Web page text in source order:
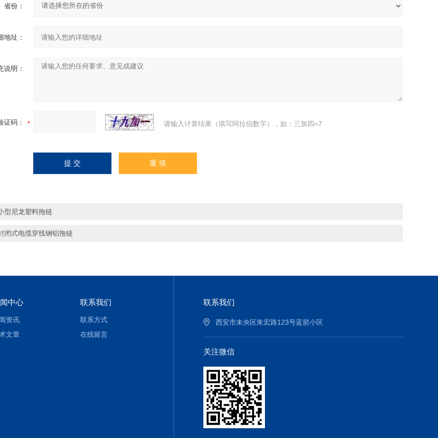
省份：
地址：
说明：
证码： 请输入计算结果（填写阿拉伯数字），如：三加四=7
型尼龙塑料拖链
闭式电缆穿线钢铝拖链
中心
资讯
文章
联系我们
联系方式
在线留言
联系我们
西安市未央区朱宏路123号蓝箭小区
关注微信